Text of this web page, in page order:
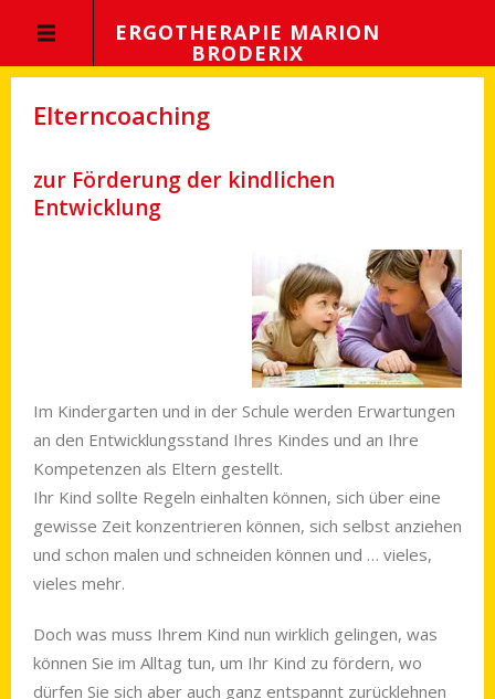
ERGOTHERAPIE MARION
BRODERIX
Elterncoaching
zur Förderung der kindlichen
Entwicklung
Im Kindergarten und in der Schule werden Er­war­tun­gen
an den Entwicklungsstand Ihres Kindes und an Ihre
Kompetenzen als Eltern gestellt.
Ihr Kind sollte Regeln einhalten können, sich über eine
gewisse Zeit konzen­trieren können, sich selbst an­zie­hen
und schon malen und schneiden kön­nen und … vieles,
vieles mehr.
Doch was muss Ihrem Kind nun wirklich gelingen, was
können Sie im Alltag tun, um Ihr Kind zu fördern, wo
dürfen Sie sich aber auch ganz entspannt zurücklehnen